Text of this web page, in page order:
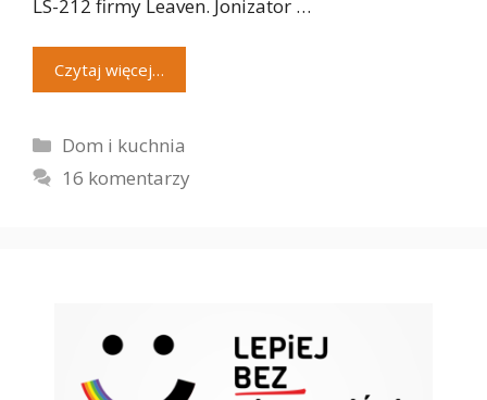
LS-212 firmy Leaven. Jonizator …
Czytaj więcej…
Kategorie
Dom i kuchnia
16 komentarzy